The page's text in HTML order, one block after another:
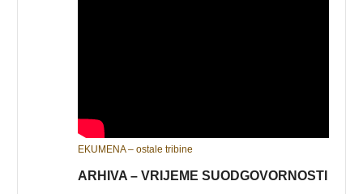
EKUMENA – ostale tribine
ARHIVA – VRIJEME SUODGOVORNOSTI